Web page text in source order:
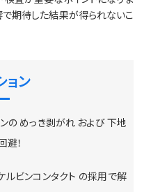
で期待した結果が得られないこ
ョン
の めっき剥がれ および 下地
！
ビンコンタクト の採用で解